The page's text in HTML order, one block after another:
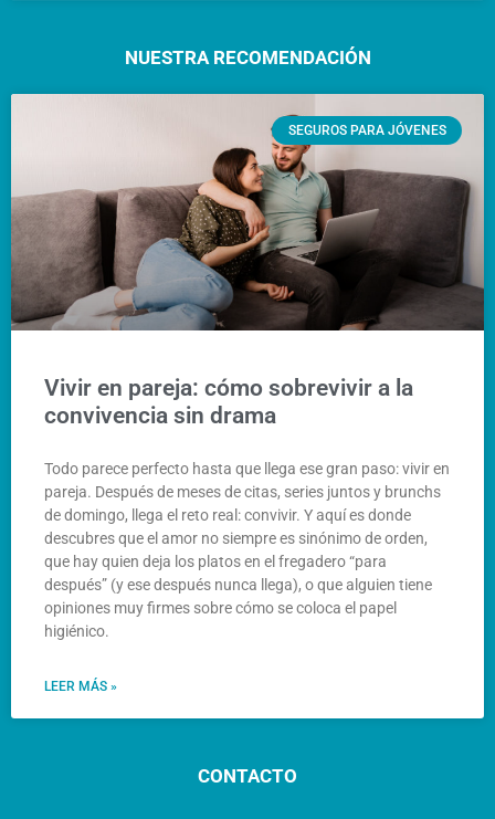
NUESTRA RECOMENDACIÓN
SEGUROS PARA JÓVENES
Vivir en pareja: cómo sobrevivir a la
convivencia sin drama
Todo parece perfecto hasta que llega ese gran paso: vivir en
pareja. Después de meses de citas, series juntos y brunchs
de domingo, llega el reto real: convivir. Y aquí es donde
descubres que el amor no siempre es sinónimo de orden,
que hay quien deja los platos en el fregadero “para
después” (y ese después nunca llega), o que alguien tiene
opiniones muy firmes sobre cómo se coloca el papel
higiénico.
LEER MÁS »
CONTACTO